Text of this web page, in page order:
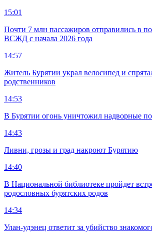
15:01
Почти 7 млн пассажиров отправились в
ВСЖД с начала 2026 года
14:57
Житель Бурятии украл велосипед и
родственников
14:53
В Бурятии огонь уничтожил надворные
14:43
Ливни, грозы и град накроют Бурятию
14:40
В Национальной библиотеке пройдет
родословных бурятских родов
14:34
Улан-удэнец ответит за убийство